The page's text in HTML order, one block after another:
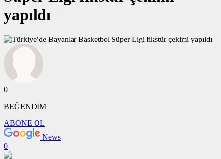
yapıldı
0
BEĞENDİM
ABONE OL
News
0